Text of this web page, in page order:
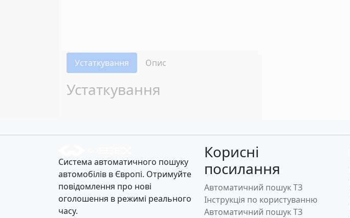
Устаткування Опис
Устаткування
Система автоматичного пошуку
автомобілів в Європі. Отримуйте
повідомлення про нові
оголошення в режимі реального
часу.
Корисні
посилання
Автоматичний пошук ТЗ
Інструкція по користуванню
Автоматичний пошук ТЗ